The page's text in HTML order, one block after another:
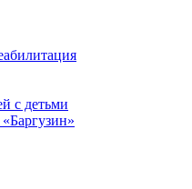
с детьми